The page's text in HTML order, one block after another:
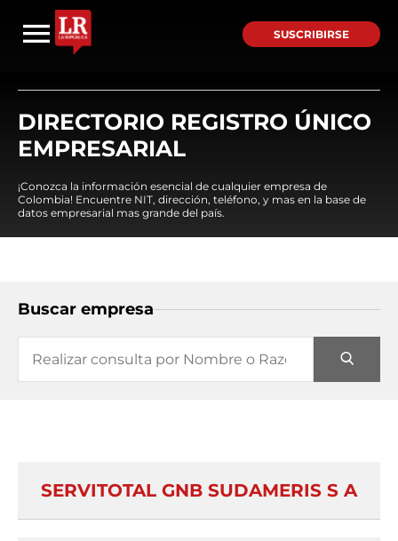
SUSCRIBIRSE
DIRECTORIO REGISTRO ÚNICO
EMPRESARIAL
¡Conozca la información esencial de cualquier empresa de
Colombia! Encuentre NIT, dirección, teléfono, y mas en la base de
datos empresarial mas grande del país.
Buscar empresa
SERVITOTAL GNB SUDAMERIS S A